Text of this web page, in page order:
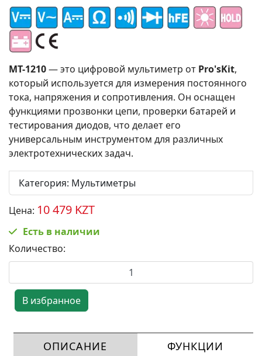
MT-1210— это цифровой мультиметр от Pro'sKit,
который используется для измерения постоянного
тока, напряжения и сопротивления. Он оснащен
функциями прозвонки цепи, проверки батарей и
тестирования диодов, что делает его
универсальным инструментом для различных
электротехнических задач.
Категория: Мультиметры
Цена: 10 479 KZT
Есть в наличии
Количество:
ОПИСАНИЕ
ФУНКЦИИ